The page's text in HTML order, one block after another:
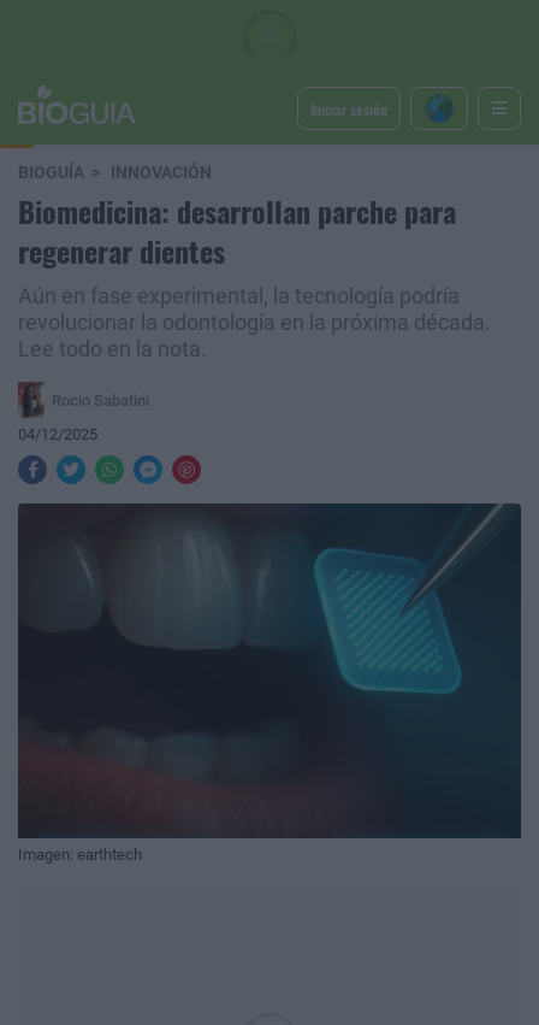
Iniciar sesión
BIOGUÍA INNOVACIÓN
Biomedicina: desarrollan parche para
regenerar dientes
Aún en fase experimental, la tecnología podría
revolucionar la odontología en la próxima década.
Lee todo en la nota.
Rocio Sabatini
04/12/2025
Imagen: earthtech